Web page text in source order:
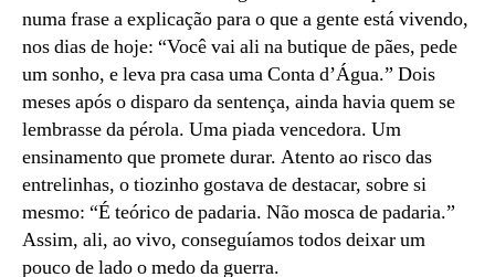
numa frase a explicação para o que a gente está vivendo,
nos dias de hoje: “Você vai ali na butique de pães, pede
um sonho, e leva pra casa uma Conta d’Água.” Dois
meses após o disparo da sentença, ainda havia quem se
lembrasse da pérola. Uma piada vencedora. Um
ensinamento que promete durar. Atento ao risco das
entrelinhas, o tiozinho gostava de destacar, sobre si
mesmo: “É teórico de padaria. Não mosca de padaria.”
Assim, ali, ao vivo, conseguíamos todos deixar um
pouco de lado o medo da guerra.